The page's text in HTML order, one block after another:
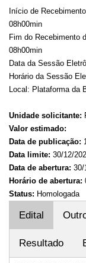
Início de
08h00min
Fim do Recebimento
08h00min
Data da Sessão
Horário da Sessão
Local: Plataforma da
Unidade solicitante:
Valor estimado:
Data de publicação:
Data limite: 30/12/
Data de abertura: 30/
Horário de abertura:
Status: Homologada
Edital
Resultado